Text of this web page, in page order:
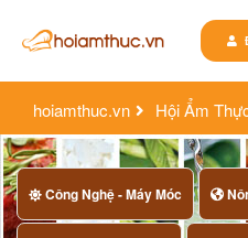
hoiamthuc.vn
Hội Ẩm
bỏ sỉ bò viên topping quán
Công Nghệ - Máy Móc